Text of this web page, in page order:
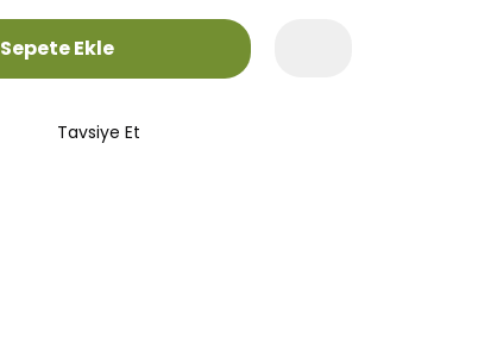
Sepete Ekle
Tavsiye Et